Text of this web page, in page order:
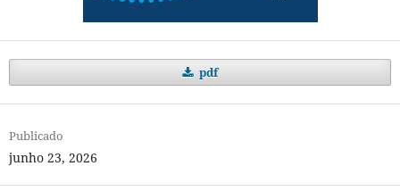
pdf
Publicado
junho 23, 2026